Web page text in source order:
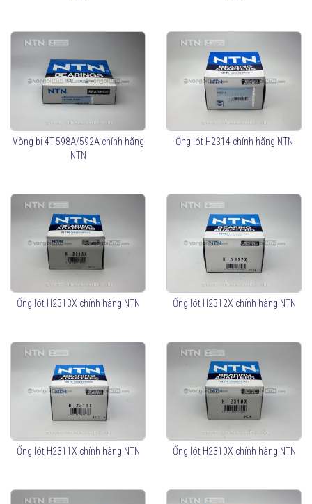
Vòng bi 4T-598A/592A chính hãng
NTN
Ống lót H2314 chính hãng NTN
Ống lót H2313X chính hãng NTN Ống lót H2312X chính hãng NTN
Ống lót H2311X chính hãng NTN Ống lót H2310X chính hãng NTN